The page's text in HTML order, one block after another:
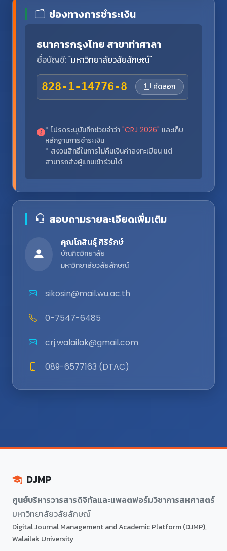
ช่องทางการชำระเงิน
ธนาคารกรุงไทย สาขาท่าศาลา
ชื่อบัญชี: "มหาวิทยาลัยวลัยลักษณ์"
828-1-14776-8 คัดลอก
* โปรดระบุบันทึกช่วยจำว่า "CRJ 2026" และเก็บ
หลักฐานการชำระเงิน
* สงวนสิทธิ์ในการไม่คืนเงินค่าลงทะเบียน แต่
สามารถส่งผู้แทนเข้าร่วมได้
สอบถามรายละเอียดเพิ่มเติม
คุณโกสินธุ์ ศิริรักษ์
บัณฑิตวิทยาลัย
มหาวิทยาลัยวลัยลักษณ์
sikosin@mail.wu.ac.th
0-7547-6485
crj.walailak@gmail.com
089-6577163 (DTAC)
DJMP
ศูนย์บริหารวารสารดิจิทัลและแพลตฟอร์มวิชาการสหศาสตร์
มหาวิทยาลัยวลัยลักษณ์
Digital Journal Management and Academic Platform (DJMP),
Walailak University